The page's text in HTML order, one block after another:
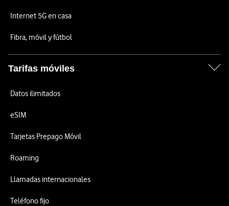
Internet 5G en casa
Fibra, móvil y fútbol
Tarifas móviles
Datos ilimitados
eSIM
Tarjetas Prepago Móvil
Roaming
Llamadas internacionales
Teléfono fijo